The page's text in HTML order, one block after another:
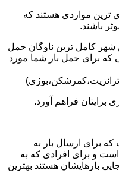
ترین مواردی هستند که
باشند.
شهر کامل ترین ناوگان حمل
برای حمل بار شما مورد
برایتان فراهم آورد.
برای ارسال بار به
و برای افرادی که به
بارهایشان هستند بهترین